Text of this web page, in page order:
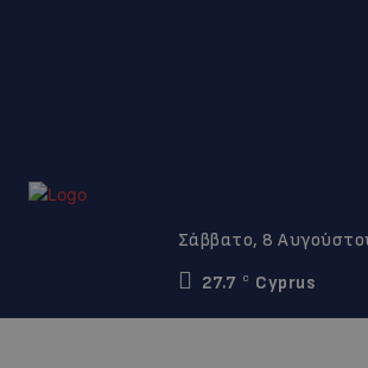
Σάββατο, 8
27.7
C Cyprus